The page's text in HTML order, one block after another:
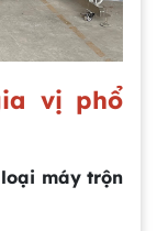
vị phổ
máy trộn